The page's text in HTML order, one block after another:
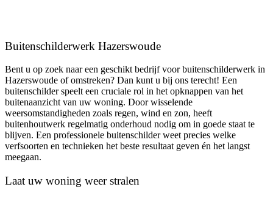
Buitenschilderwerk Hazerswoude
Bent u op zoek naar een geschikt bedrijf voor buitenschilderwerk in
Hazerswoude of omstreken? Dan kunt u bij ons terecht! Een
buitenschilder speelt een cruciale rol in het opknappen van het
buitenaanzicht van uw woning. Door wisselende
weersomstandigheden zoals regen, wind en zon, heeft
buitenhoutwerk regelmatig onderhoud nodig om in goede staat te
blijven. Een professionele buitenschilder weet precies welke
verfsoorten en technieken het beste resultaat geven én het langst
meegaan.
Laat uw woning weer stralen